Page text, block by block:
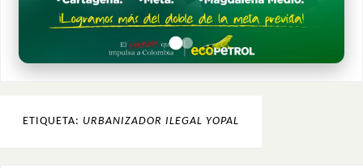
ETIQUETA: URBANIZADOR ILEGAL YOPAL